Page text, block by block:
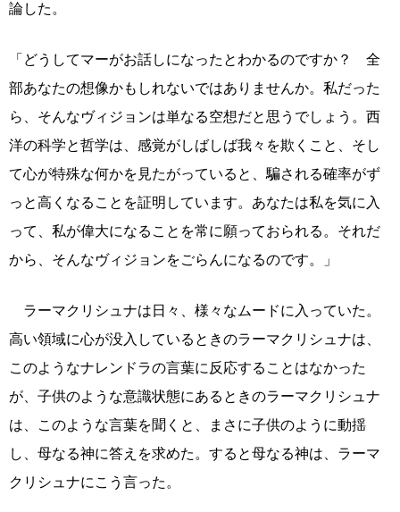
論した。
「どうしてマーがお話しになったとわかるのですか？ 全
部あなたの想像かもしれないではありませんか。私だった
ら、そんなヴィジョンは単なる空想だと思うでしょう。西
洋の科学と哲学は、感覚がしばしば我々を欺くこと、そし
て心が特殊な何かを見たがっていると、騙される確率がず
っと高くなることを証明しています。あなたは私を気に入
って、私が偉大になることを常に願っておられる。それだ
から、そんなヴィジョンをごらんになるのです。」
ラーマクリシュナは日々、様々なムードに入っていた。
高い領域に心が没入しているときのラーマクリシュナは、
このようなナレンドラの言葉に反応することはなかった
が、子供のような意識状態にあるときのラーマクリシュナ
は、このような言葉を聞くと、まさに子供のように動揺
し、母なる神に答えを求めた。すると母なる神は、ラーマ
クリシュナにこう言った。